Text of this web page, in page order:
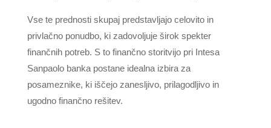
Vse te prednosti skupaj predstavljajo celovito in
privlačno ponudbo, ki zadovoljuje širok spekter
finančnih potreb. S to finančno storitvijo pri Intesa
Sanpaolo banka postane idealna izbira za
posameznike, ki iščejo zanesljivo, prilagodljivo in
ugodno finančno rešitev.